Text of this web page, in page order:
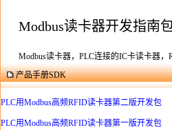
Modbus读卡器开发指南
Modbus读卡器，PLC连接的IC卡读卡器，
产品手册SDK
PLC用Modbus高频RFID读卡器第二版开发包
PLC用Modbus高频RFID读卡器第一版开发包